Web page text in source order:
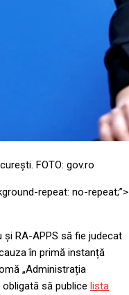
FOTO: gov.ro
repeat: no-repeat;”>
RA-APPS să fie judecat
în primă instanță
„Administrația
să publice lista